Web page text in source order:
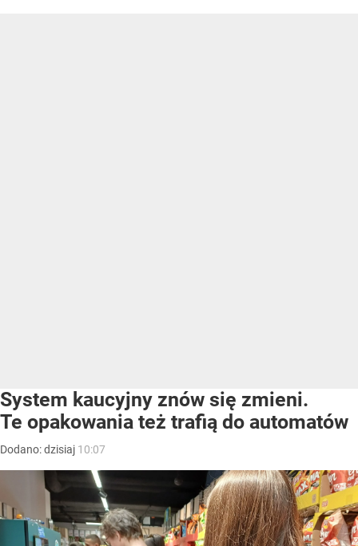
System kaucyjny znów się zmieni.
Te opakowania też trafią do automatów
Dodano:dzisiaj 10:07